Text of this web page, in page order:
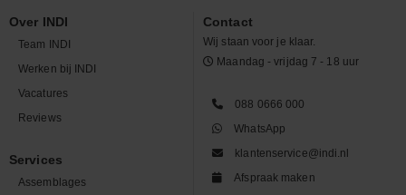
Over INDI
Team INDI
Werken bij INDI
Vacatures
Reviews
Services
Assemblages
Contact
Wij staan voor je klaar.
Maandag - vrijdag 7 - 18 uur
088 0666 000
WhatsApp
klantenservice@indi.nl
Afspraak maken